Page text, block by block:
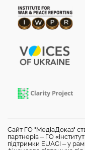
Сайт ГО "МедіаДоказ"
партнерів – ГО
підтримки EUACI – у